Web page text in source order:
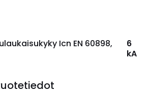
vaihtoehdot
Icn EN 60898,
6
kA